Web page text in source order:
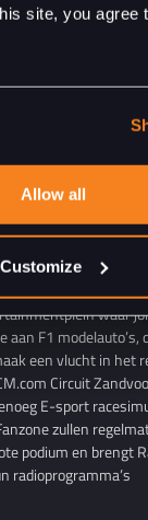
site, you agree
Allow all
Customize
waar
aan F1
een vlucht in het
Circuit
E-sport
zullen
podium en brengt
radioprogramma’s